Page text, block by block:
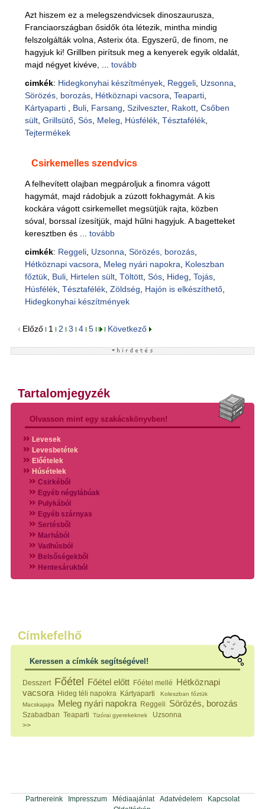
Azt hiszem ez a melegszendvicsek dinoszaurusza,
Franciaországban ősidők óta létezik, mintha mindig
felszolgálták volna, Asterix óta. Egyszerű, de finom, ne
hagyjuk ki! Grillben pirítsuk meg a kenyerek egyik oldalát,
majd négyet kivéve, ... tovább
cimkék: Hidegkonyhai készítmények, Reggeli, Uzsonna
Sörözés, borozás, Hétköznapi vacsora Teaparti,
Kártyaparti
Buli, Farsang Szilveszter, Rakott, Csőben
sült, Grillsütő, Sós, Meleg Húsfélék, Tésztafélék,
Tejtermékek
Csirkemelles szendvics
A felhevített olajban megpároljuk a finomra vágott
hagymát, majd rádobjuk a zúzott fokhagymát. A kis
kockára vágott csirkemellet megsütjük rajta, közben
sóval, borssal ízesítjük, majd hűlni hagyjuk. A bagetteket
keresztben és ... tovább
cimkék: Reggeli, Uzsonna Sörözés, borozás,
Hétköznapi vacsora
Meleg nyári napokra
Koleszban
főztük, Buli, Hirtelen sült, Töltött, Sós, Hideg Tojás,
Húsfélék, Tésztafélék, Zöldség Hajón is elkészíthető,
Hidegkonyhai készítmények
Előző 1 2 3 4 5 Következő
Tartalomjegyzék
Olvasson mint egy szakácskönyvben!
Levesek
Levesbetétek
Előételek
Húsételek
Csirkéből
Egyéb négylábúak
Pulykából
Egyéb szárnyas
Sertésből
Marhából
Vadhúsból
Belsőségekből
Hentesárukból
Vadszárnyasokból
Köretek
Klasszikus főzelékek
Zöldséges ételek
Hidegkonyhai készítmények
Főtt tészták
Zsiradékban sült tészták
Sütőben sült tészták
Mártások
Fűszerkeverékek, ízesítők
Alkoholos italok
Címkefelhő
Keressen a címkék segítségével!
Desszert Főétel Főétel előtt Főétel mellé Hétköznapi
vacsora Hideg téli napokra Kártyaparti
Koleszban főztük
Macskajajra
Meleg nyári napokra Reggeli Sörözés, borozás
Szabadban Teaparti Tizórai gyerekeknek
Uzsonna
>>
Partnereink Impresszum Médiaajánlat Adatvédelem
Kapcsolat